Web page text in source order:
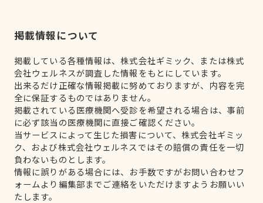
掲載情報について
掲載している各種情報は、株式会社ギミック、または株式
会社ウェルネスが調査した情報をもとにしています。
出来るだけ正確な情報掲載に努めておりますが、内容を完
全に保証するものではありません。
掲載されている医療機関へ受診を希望される場合は、事前
に必ず該当の医療機関に直接ご確認ください。
当サービスによって生じた損害について、株式会社ギミッ
ク、および株式会社ウェルネスではその賠償の責任を一切
負わないものとします。
情報に誤りがある場合には、お手数ですがお問い合わせフ
ォームより編集部までご連絡をいただけますようお願いい
たします。